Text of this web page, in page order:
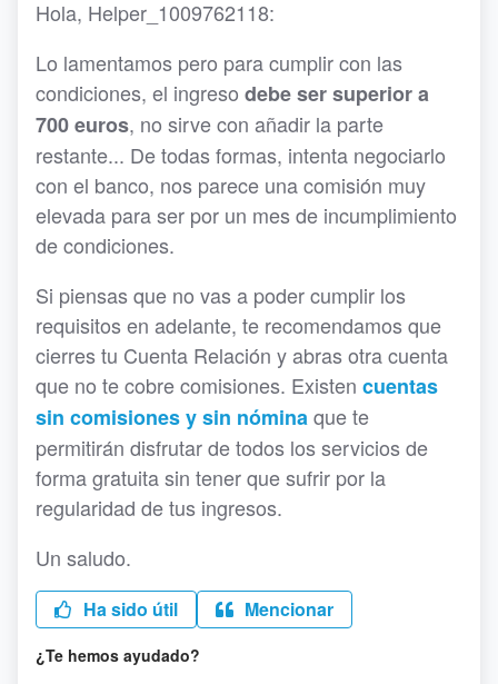
Hola, Helper_1009762118:
Lo lamentamos pero para cumplir con las
condiciones, el ingreso debe ser superior a
700 euros, no sirve con añadir la parte
restante... De todas formas, intenta negociarlo
con el banco, nos parece una comisión muy
elevada para ser por un mes de incumplimiento
de condiciones.
Si piensas que no vas a poder cumplir los
requisitos en adelante, te recomendamos que
cierres tu Cuenta Relación y abras otra cuenta
que no te cobre comisiones. Existen cuentas
sin comisiones y sin nóminaque te
permitirán disfrutar de todos los servicios de
forma gratuita sin tener que sufrir por la
regularidad de tus ingresos.
Un saludo.
Ha sido útil Mencionar
¿Te hemos ayudado?